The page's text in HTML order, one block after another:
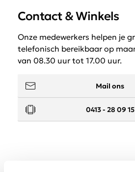
Contact & Winkels
Onze medewerkers helpen je
telefonisch bereikbaar op
van 08.30 uur tot 17.00 uur.
Mail ons
0413 - 28 09 15